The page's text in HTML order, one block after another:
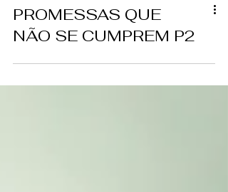
PROMESSAS QUE
NÃO SE CUMPREM P2